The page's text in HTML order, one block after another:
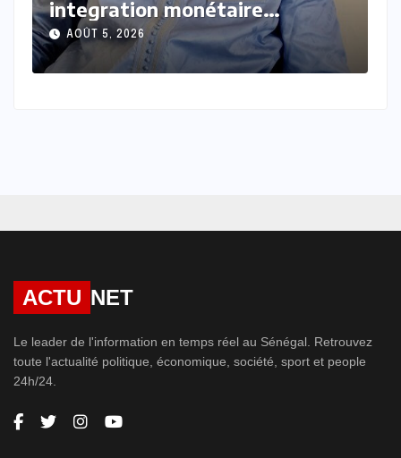
debout face aux vents
contraires
AOÛT 4, 2026
ACTU NET
Le leader de l'information en temps réel au Sénégal. Retrouvez
toute l'actualité politique, économique, société, sport et people
24h/24.